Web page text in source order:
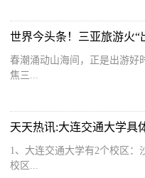
世界今头条！三亚旅游火“
春潮涌动山海间，正是出游好
焦三...
天天热讯:大连交通大学具
1、大连交通大学有2个校区：
校区...